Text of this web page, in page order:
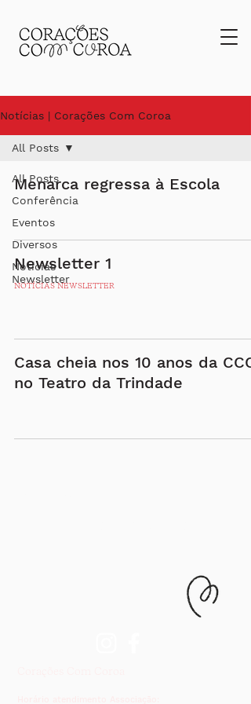
Notícias | Corações Com Coroa
All Posts
Conferência
Eventos
Diversos
Notícias
Newsletter
All Posts
Menarca regressa à Escola
Newsletter 1
NOTÍCIAS NEWSLETTER
Casa cheia nos 10 anos da CCC
no Teatro da Trindade